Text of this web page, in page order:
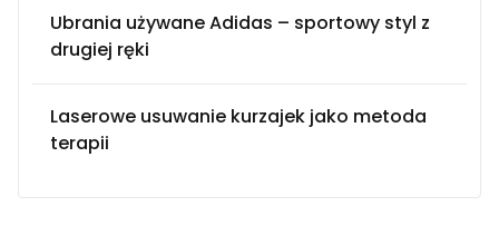
Ubrania używane Adidas – sportowy styl z
drugiej ręki
Laserowe usuwanie kurzajek jako metoda
terapii